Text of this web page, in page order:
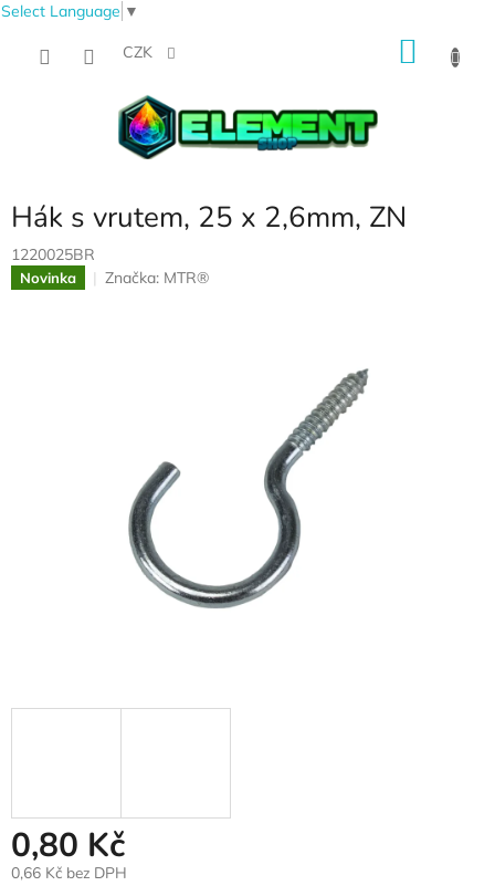
Select Language ▼
CZK
Hák s vrutem, 25 x 2,6mm, ZN
1220025BR
Novinka Značka: MTR®
0,80 Kč
0,66 Kč bez DPH